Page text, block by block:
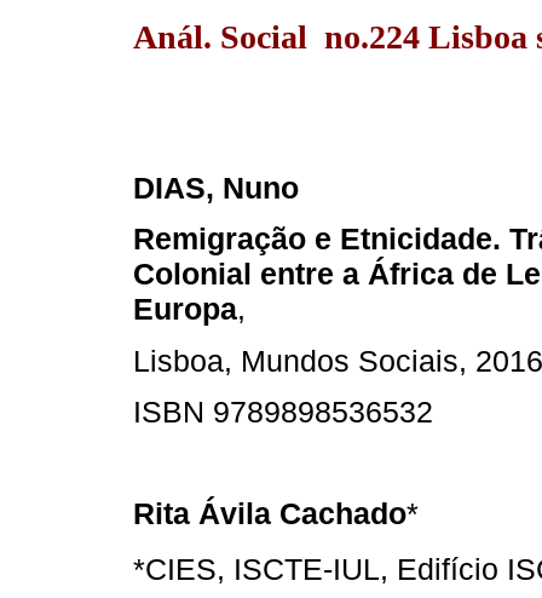
Anál. Social no.224 Lisboa
DIAS, Nuno
Remigração e Etnicidade.
Colonial entre a África de
Europa,
Lisboa, Mundos Sociais,
ISBN 9789898536532
Rita Ávila Cachado*
*CIES, ISCTE-IUL, Edifício